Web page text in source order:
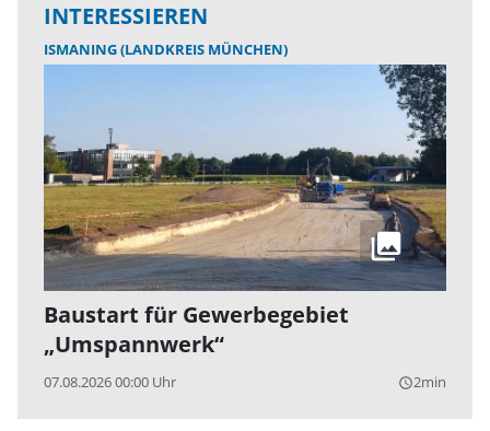
INTERESSIEREN
ISMANING (LANDKREIS MÜNCHEN)
Baustart für Gewerbegebiet
„Umspannwerk“
07.08.2026 00:00 Uhr query_builder2min